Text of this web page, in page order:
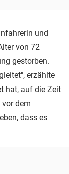
und
von 72
gestorben.
erzählte
hat, auf die Zeit
dem
dass es